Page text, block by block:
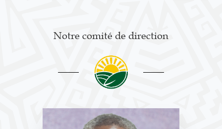
Notre comité de direction